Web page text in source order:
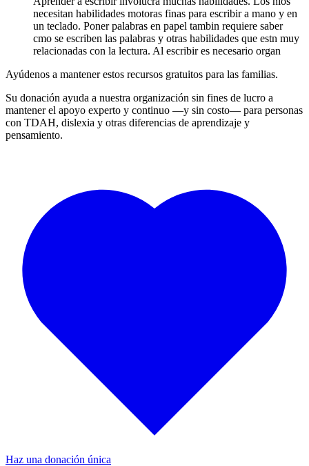
necesitan habilidades motoras finas para escribir a mano y en
un teclado. Poner palabras en papel tambin requiere saber
cmo se escriben las palabras y otras habilidades que estn muy
relacionadas con la lectura. Al escribir es necesario organ
Ayúdenos a mantener estos recursos gratuitos para las familias.
Su donación ayuda a nuestra organización sin fines de lucro a
mantener el apoyo experto y continuo —y sin costo— para personas
con TDAH, dislexia y otras diferencias de aprendizaje y
pensamiento.
Haz una donación única